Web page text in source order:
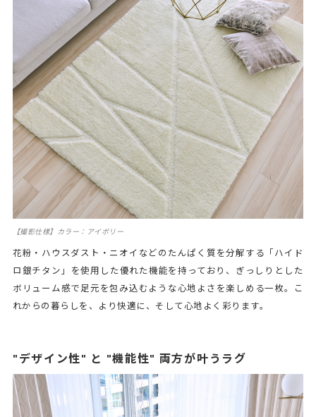
【撮影仕様】カラー：アイボリー
花粉・ハウスダスト・ニオイなどのたんぱく質を分解する「ハイド
ロ銀チタン」を使用した優れた機能を持っており、ぎっしりとした
ボリューム感で足元を包み込むような心地よさを楽しめる一枚。こ
れからの暮らしを、より快適に、そして心地よく彩ります。
"デザイン性" と "機能性" 両方が叶うラグ